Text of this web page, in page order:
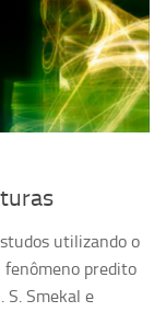
utilizando o
fenômeno predito
S. Smekal e